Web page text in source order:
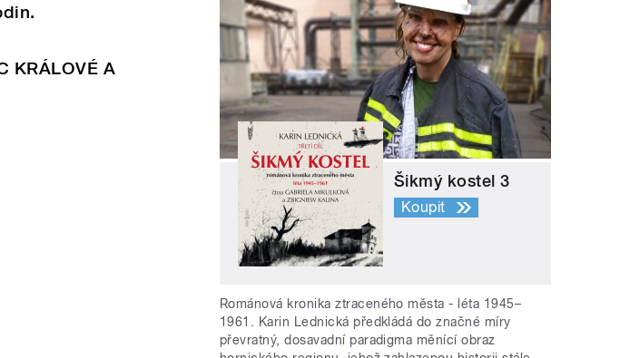
KRÁLOVÉ A
Šikmý kostel 3
Koupit
Románová kronika ztraceného města - léta 1945–
1961. Karin Lednická předkládá do značné míry
převratný, dosavadní paradigma měnící obraz